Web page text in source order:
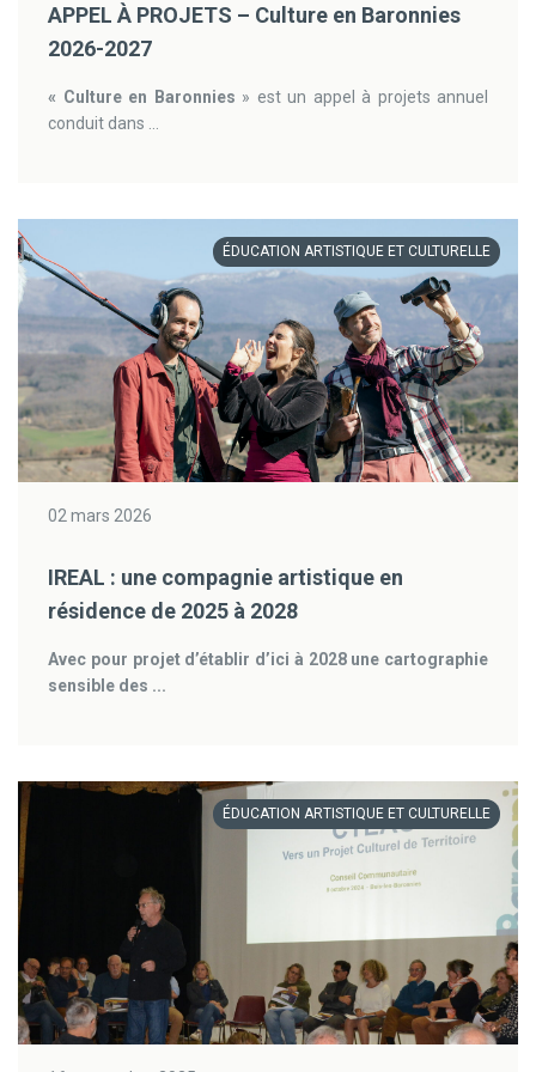
APPEL À PROJETS – Culture en Baronnies
2026-2027
« Culture en Baronnies » est un appel à projets annuel
conduit dans ...
ÉDUCATION ARTISTIQUE ET CULTURELLE
02 mars 2026
IREAL : une compagnie artistique en
résidence de 2025 à 2028
Avec pour projet d’établir d’ici à 2028 une cartographie
sensible des ...
ÉDUCATION ARTISTIQUE ET CULTURELLE